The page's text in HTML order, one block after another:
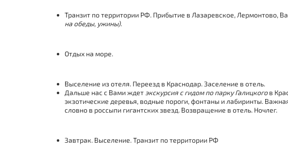
Транзит по территории РФ. Прибытие в Лазаревское, Лермонтово,
на обеды, ужины).
Отдых на море.
Выселение из отеля. Переезд в Краснодар. Заселение в отель.
Дальше нас с Вами ждет экскурсия с гидом по парку Галицкогов
экзотические деревья, водные пороги, фонтаны и лабиринты.
словно в россыпи гигантских звезд. Возвращение в отель. Ночлег.
Завтрак. Выселение. Транзит по территории РФ